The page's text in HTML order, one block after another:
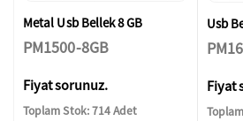
Metal Usb Bellek 8 GB
PM1500-8GB
Fiyat sorunuz.
Toplam Stok: 714 Adet
Usb
Fiyat